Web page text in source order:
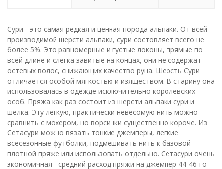
Сури - это самая редкая и ценная порода альпаки. От всей
производимой шерсти альпаки, сури состовляет всего не
более 5%. Это равномерные и густые локоны, прямые по
всей длине и слегка завитые на концах, они не содержат
остевых волос, снижающих качество руна. Шерсть Сури
отличается особой мягкостью и изяществом. В старину она
использовалась в одежде исключительно королевских
особ. Пряжа как раз состоит из шерсти альпаки сури и
шелка. Эту лёгкую, практически невесомую нить можно
сравнить с мохером, но ворсинки существенно короче. Из
Сетасури можно вязать тонкие джемперы, легкие
всесезонные футболки, подмешивать нить к базовой
плотной пряже или использовать отдельно. Сетасури очень
экономичная - средний расход пряжи на джемпер 44-46-го